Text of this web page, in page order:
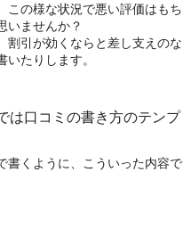
この様な状況で悪い評価はもち
いませんか？
割引が効くならと差し支えのな
たりします。
は口コミの書き方のテンプ
書くように、こういった内容で